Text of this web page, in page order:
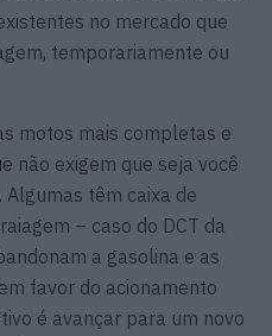
no mercado que
temporariamente ou
motos mais completas e
não exigem que seja você
têm caixa de
– caso do DCT da
a gasolina e as
favor do acionamento
é avançar para um novo